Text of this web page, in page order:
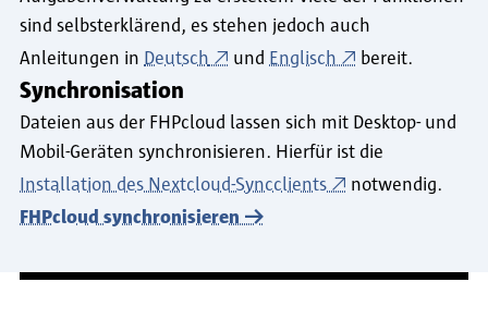
sind selbsterklärend, es stehen jedoch auch
Anleitungen in Deutsch und Englisch bereit.
Synchronisation
Dateien aus der FHPcloud lassen sich mit Desktop- und
Mobil-Geräten synchronisieren. Hierfür ist die
Installation des Nextcloud-Syncclients
notwendig.
FHPcloud synchronisieren